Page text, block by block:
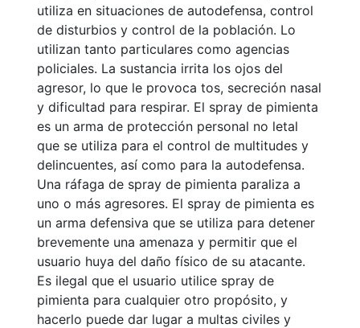
utiliza en situaciones de autodefensa, control
de disturbios y control de la población. Lo
utilizan tanto particulares como agencias
policiales. La sustancia irrita los ojos del
agresor, lo que le provoca tos, secreción nasal
y dificultad para respirar. El spray de pimienta
es un arma de protección personal no letal
que se utiliza para el control de multitudes y
delincuentes, así como para la autodefensa.
Una ráfaga de spray de pimienta paraliza a
uno o más agresores. El spray de pimienta es
un arma defensiva que se utiliza para detener
brevemente una amenaza y permitir que el
usuario huya del daño físico de su atacante.
Es ilegal que el usuario utilice spray de
pimienta para cualquier otro propósito, y
hacerlo puede dar lugar a multas civiles y